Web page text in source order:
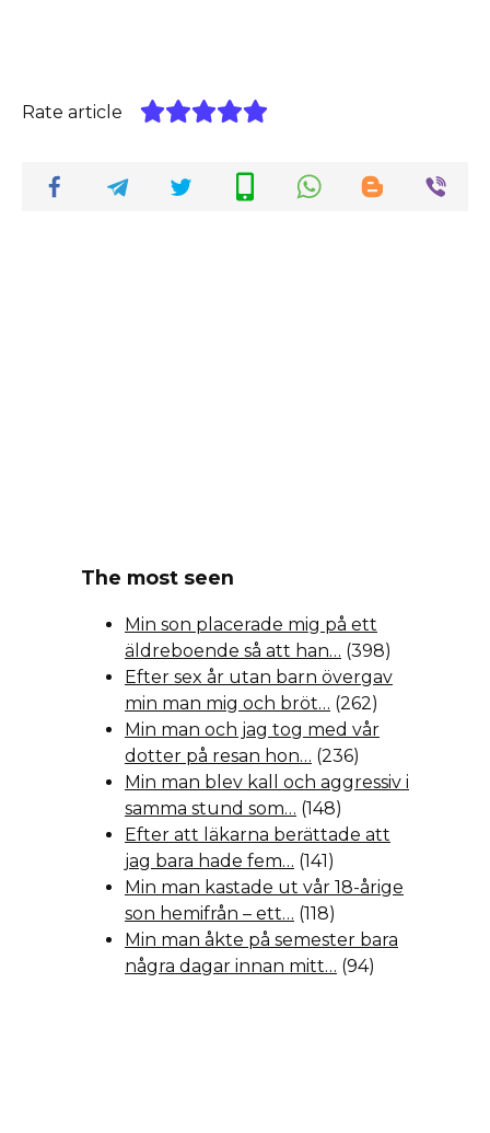
Rate article
The most seen
Min son placerade mig på ett
äldreboende så att han… (398)
Efter sex år utan barn övergav
min man mig och bröt… (262)
Min man och jag tog med vår
dotter på resan hon… (236)
Min man blev kall och aggressiv i
samma stund som… (148)
Efter att läkarna berättade att
jag bara hade fem… (141)
Min man kastade ut vår 18-årige
son hemifrån – ett… (118)
Min man åkte på semester bara
några dagar innan mitt… (94)